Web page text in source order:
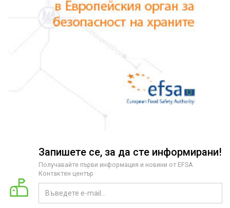
Запишете се, за да сте информирани!
Получавайте първи информация и новини от EFSA
Контактен център